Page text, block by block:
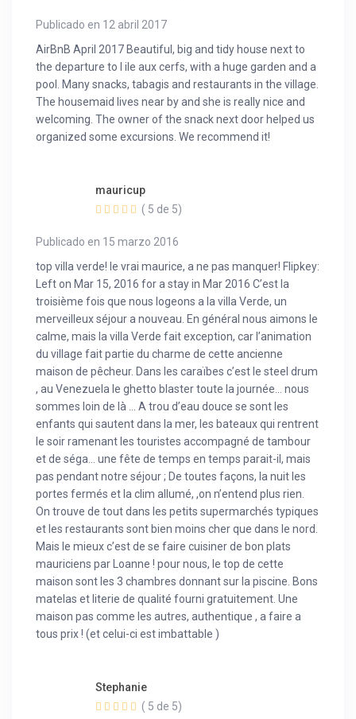
Publicado en 12 abril 2017
AirBnB April 2017 Beautiful, big and tidy house next to
the departure to l ile aux cerfs, with a huge garden and a
pool. Many snacks, tabagis and restaurants in the village.
The housemaid lives near by and she is really nice and
welcoming. The owner of the snack next door helped us
organized some excursions. We recommend it!
mauricup
Publicado en 15 marzo 2016
( 5 de 5)
top villa verde! le vrai maurice, a ne pas manquer! Flipkey:
Left on Mar 15, 2016 for a stay in Mar 2016 C’est la
troisième fois que nous logeons a la villa Verde, un
merveilleux séjour a nouveau. En général nous aimons le
calme, mais la villa Verde fait exception, car l’animation
du village fait partie du charme de cette ancienne
maison de pêcheur. Dans les caraïbes c’est le steel drum
, au Venezuela le ghetto blaster toute la journée… nous
sommes loin de là … A trou d’eau douce se sont les
enfants qui sautent dans la mer, les bateaux qui rentrent
le soir ramenant les touristes accompagné de tambour
et de séga… une fête de temps en temps parait-il, mais
pas pendant notre séjour ; De toutes façons, la nuit les
portes fermés et la clim allumé, ,on n’entend plus rien.
On trouve de tout dans les petits supermarchés typiques
et les restaurants sont bien moins cher que dans le nord.
Mais le mieux c’est de se faire cuisiner de bon plats
mauriciens par Loanne ! pour nous, le top de cette
maison sont les 3 chambres donnant sur la piscine. Bons
matelas et literie de qualité fourni gratuitement. Une
maison pas comme les autres, authentique , a faire a
tous prix ! (et celui-ci est imbattable )
Stephanie
( 5 de 5)